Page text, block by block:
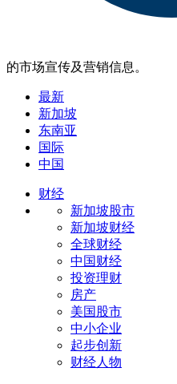
的市场宣传及营销信息。
最新
新加坡
东南亚
国际
中国
财经
新加坡股市
新加坡财经
全球财经
中国财经
投资理财
房产
美国股市
中小企业
起步创新
财经人物